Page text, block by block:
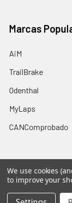
Marcas
AiM
TrailBrake
Odenthal
MyLaps
CANComprobado
We use cookies
to improve your